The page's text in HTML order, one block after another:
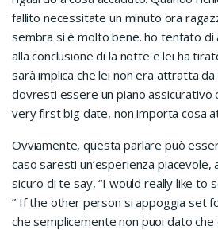
fallito necessitate un minuto ora
sembra si è molto bene. ho tentato di
alla conclusione di la notte e lei ha
sarà implica che lei non era attratta
dovresti essere un piano assicurativo
very first big date, non importa cosa
Ovviamente, questa parlare può
caso saresti un’esperienza piacevole,
sicuro di te say, “I would really like to
” If the other person si appoggia set
che semplicemente non puoi dato